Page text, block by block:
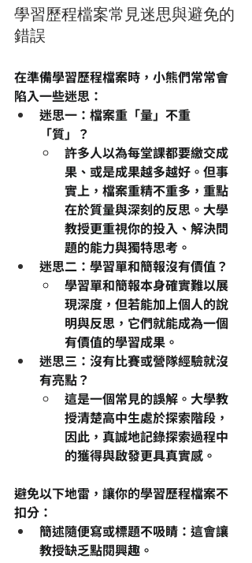
學習歷程檔案常見迷思與避免的
錯誤
在準備學習歷程檔案時，小熊們常常會
陷入一些迷思：
迷思一：檔案重「量」不重
「質」？
許多人以為每堂課都要繳交成
果、或是成果越多越好。但事
實上，檔案重精不重多，重點
在於質量與深刻的反思。大學
教授更重視你的投入、解決問
題的能力與獨特思考。
迷思二：學習單和簡報沒有價值？
學習單和簡報本身確實難以展
現深度，但若能加上個人的說
明與反思，它們就能成為一個
有價值的學習成果。
迷思三：沒有比賽或營隊經驗就沒
有亮點？
這是一個常見的誤解。大學教
授清楚高中生處於探索階段，
因此，真誠地記錄探索過程中
的獲得與啟發更具真實感。
避免以下地雷，讓你的學習歷程檔案不
扣分：
簡述隨便寫或標題不吸睛 ：這會讓
教授缺乏點閱興趣。